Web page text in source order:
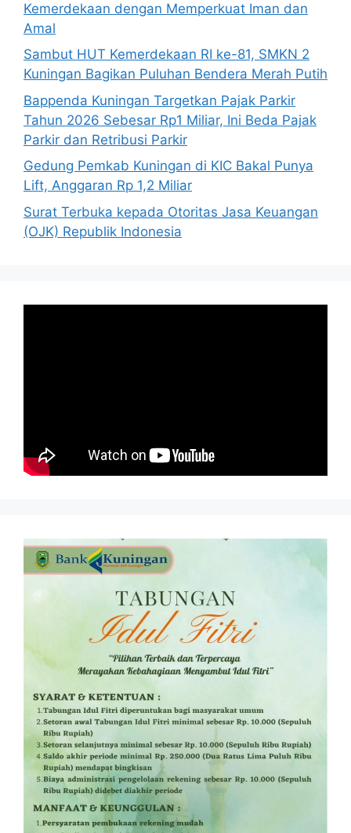
Kemerdekaan dengan Memperkuat Iman dan
Amal
Sambut HUT Kemerdekaan RI ke-81, SMKN 2
Kuningan Bagikan Puluhan Bendera Merah Putih
Bappenda Kuningan Targetkan Pajak Parkir
Tahun 2026 Sebesar Rp1 Miliar, Ini Beda Pajak
Parkir dan Retribusi Parkir
Gedung Pemkab Kuningan di KIC Bakal Punya
Lift, Anggaran Rp 1,2 Miliar
Surat Terbuka kepada Otoritas Jasa Keuangan
(OJK) Republik Indonesia